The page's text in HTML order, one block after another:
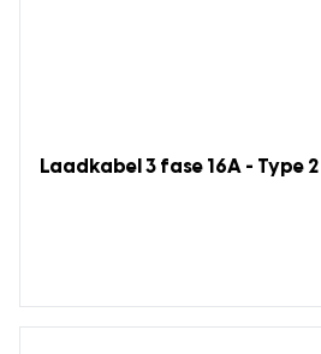
Laadkabel 3 fase 16A - Type 2